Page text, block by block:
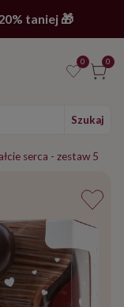
taniej 🎁
0 0
Szukaj
serca - zestaw 5